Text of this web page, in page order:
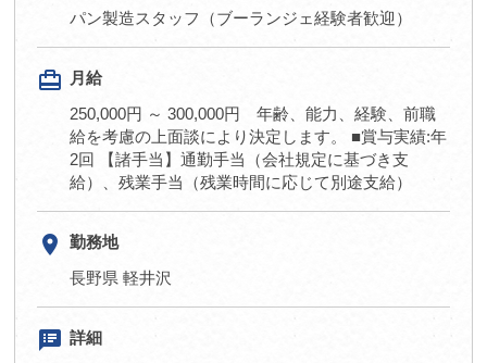
パン製造スタッフ（ブーランジェ経験者歓迎）
card_travel
月給
250,000円 ～ 300,000円 年齢、能力、経験、前職
給を考慮の上面談により決定します。 ■賞与実績:年
2回 【諸手当】通勤手当（会社規定に基づき支
給）、残業手当（残業時間に応じて別途支給）
room
勤務地
長野県 軽井沢
speaker_notes 詳細